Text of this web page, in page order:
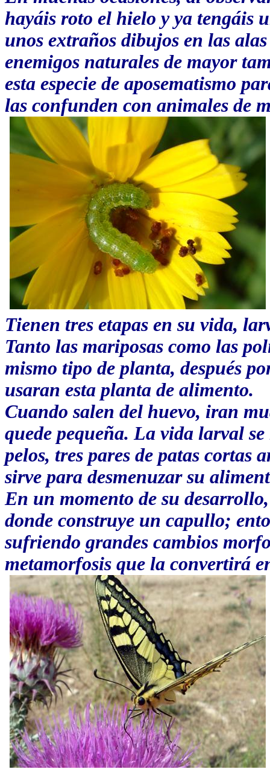
hayáis roto el hielo y ya tengáis
unos extraños dibujos en las
enemigos naturales de mayor
esta especie de aposematismo
las confunden con animales de
Tienen tres etapas en su vida,
Tanto las mariposas como las
mismo tipo de planta, después
usaran esta planta de alimento.
Cuando salen del huevo, iran
quede pequeña. La vida larval
pelos, tres pares de patas
sirve para desmenuzar su
En un momento de su
donde construye un capullo;
sufriendo grandes cambios
metamorfosis que la convertirá